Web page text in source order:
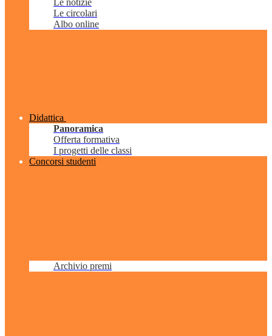
Le notizie
Le circolari
Albo online
Didattica
Panoramica
Offerta formativa
I progetti delle classi
Concorsi studenti
Archivio premi